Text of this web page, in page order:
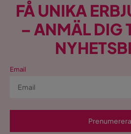
FÅ UNIKA
– ANMÄL DIG
Email
Prenumerera